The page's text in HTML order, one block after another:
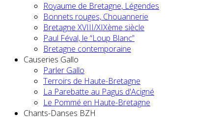
Royaume de Bretagne, Légendes
Bonnets rouges, Chouannerie
Bretagne XVIII/XIXème siècle
Paul Féval, le “Loup Blanc”
Bretagne contemporaine
Causeries Gallo
Parler Gallo
Terroirs de Haute-Bretagne
La Parebatte au Pagus d'Acigné
Le Pommé en Haute-Bretagne
Chants-Danses BZH